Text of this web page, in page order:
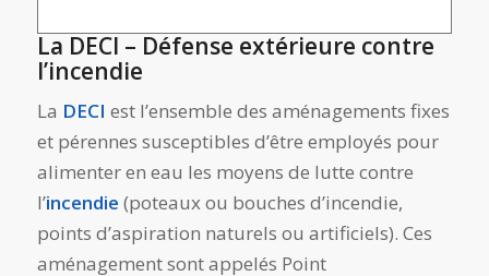
La DECI – Défense extérieure contre
l’incendie
La DECI est l’ensemble des aménagements fixes
et pérennes susceptibles d’être employés pour
alimenter en eau les moyens de lutte contre
l’incendie (poteaux ou bouches d’incendie,
points d’aspiration naturels ou artificiels). Ces
aménagement sont appelés Point